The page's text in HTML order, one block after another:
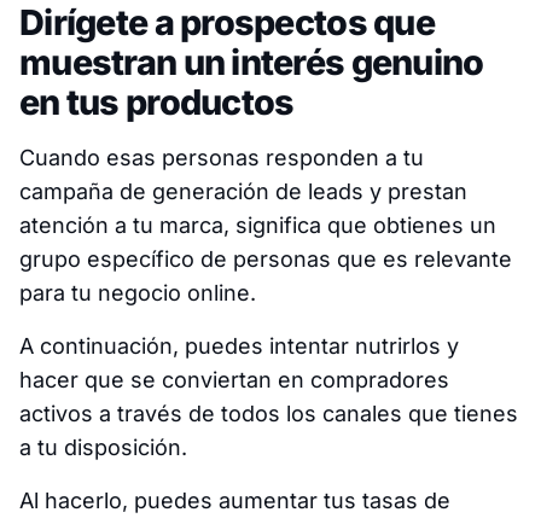
Dirígete a prospectos que
muestran un interés genuino
en tus productos
Cuando esas personas responden a tu
campaña de generación de leads y prestan
atención a tu marca, significa que obtienes un
grupo específico de personas que es relevante
para tu negocio online.
A continuación, puedes intentar nutrirlos y
hacer que se conviertan en compradores
activos a través de todos los canales que tienes
a tu disposición.
Al hacerlo, puedes aumentar tus tasas de